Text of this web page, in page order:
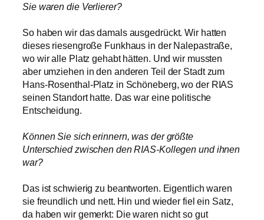
Sie waren die Verlierer?
So haben wir das damals ausgedrückt. Wir hatten
dieses riesengroße Funkhaus in der Nalepastraße,
wo wir alle Platz gehabt hätten. Und wir mussten
aber umziehen in den anderen Teil der Stadt zum
Hans-Rosenthal-Platz in Schöneberg, wo der RIAS
seinen Standort hatte. Das war eine politische
Entscheidung.
Können Sie sich erinnern, was der größte
Unterschied zwischen den RIAS-Kollegen und ihnen
war?
Das ist schwierig zu beantworten. Eigentlich waren
sie freundlich und nett. Hin und wieder fiel ein Satz,
da haben wir gemerkt: Die waren nicht so gut